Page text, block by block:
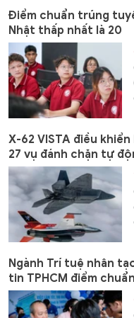
Điểm chuẩn trúng
Nhật thấp nhất là 20
X-62 VISTA điều
27 vụ đánh chặn tự
Ngành Trí tuệ nhân
tin TPHCM điểm